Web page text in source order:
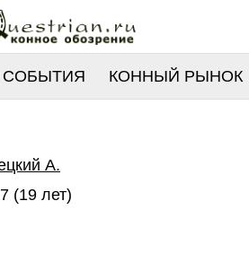
СОБЫТИЯ КОННЫЙ РЫНОК
А.
(19 лет)